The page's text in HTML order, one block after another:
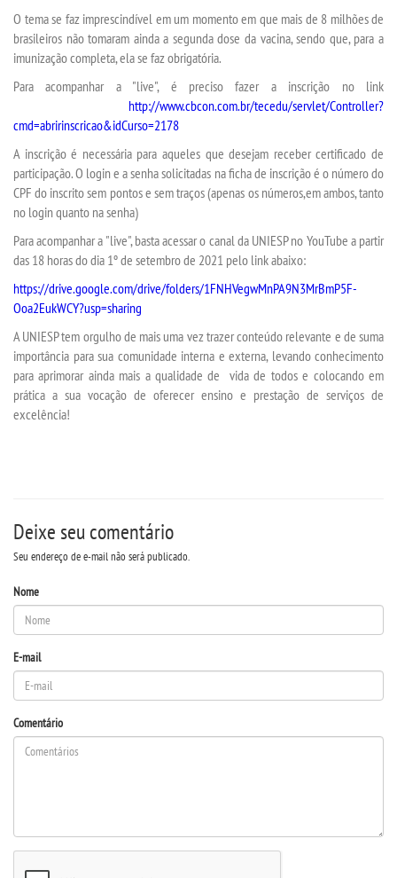
DESTAQUES
UNIESP NEWS
BLOG CONEXÃO UNIESP
LOGIN
WEBMAIL
PORTAL DE ALUNOS
PORTAL DE PROFESSORES/ACADÊMICO
UNIESP
TRABALHE CONOSCO
O tema se faz imprescindível em um momento em que mais de 8 milhões de
brasileiros não tomaram ainda a segunda dose da vacina, sendo que, para a
imunização completa, ela se faz obrigatória.
Para acompanhar a "live", é preciso fazer a inscrição no link
http://www.cbcon.com.br/tecedu/servlet/Controller?
cmd=abririnscricao&idCurso=2178
A inscrição é necessária para aqueles que desejam receber certificado de
participação. O logine asenhasolicitadas na ficha de inscrição é o número do
CPF do inscrito sem pontos e sem traços (apenas os números,em ambos, tanto
no loginquanto nasenha)
Para acompanhar a "live", basta acessar o canal da UNIESP no YouTube a partir
das 18 horas do dia 1º de setembro de 2021 pelo link abaixo:
https://drive.google.com/drive/folders/1FNHVegwMnPA9N3MrBmP5F-
Ooa2EukWCY?usp=sharing
A UNIESP tem orgulho de mais uma vez trazer conteúdo relevante e de suma
importância para sua comunidade interna e externa, levando conhecimento
para aprimorar ainda mais a qualidade de vida de todos e colocando em
prática a sua vocação de oferecer ensino e prestação de serviços de
excelência!
Deixe seu comentário
Seu endereço de e-mail não será publicado.
Nome
E-mail
Comentário